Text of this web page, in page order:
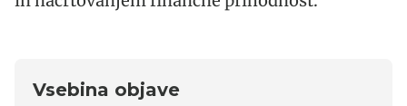
Vsebina objave